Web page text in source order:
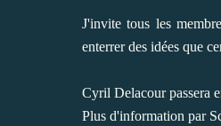
J'invite tous les
enterrer des idées que
Cyril Delacour passera
Plus d'information par